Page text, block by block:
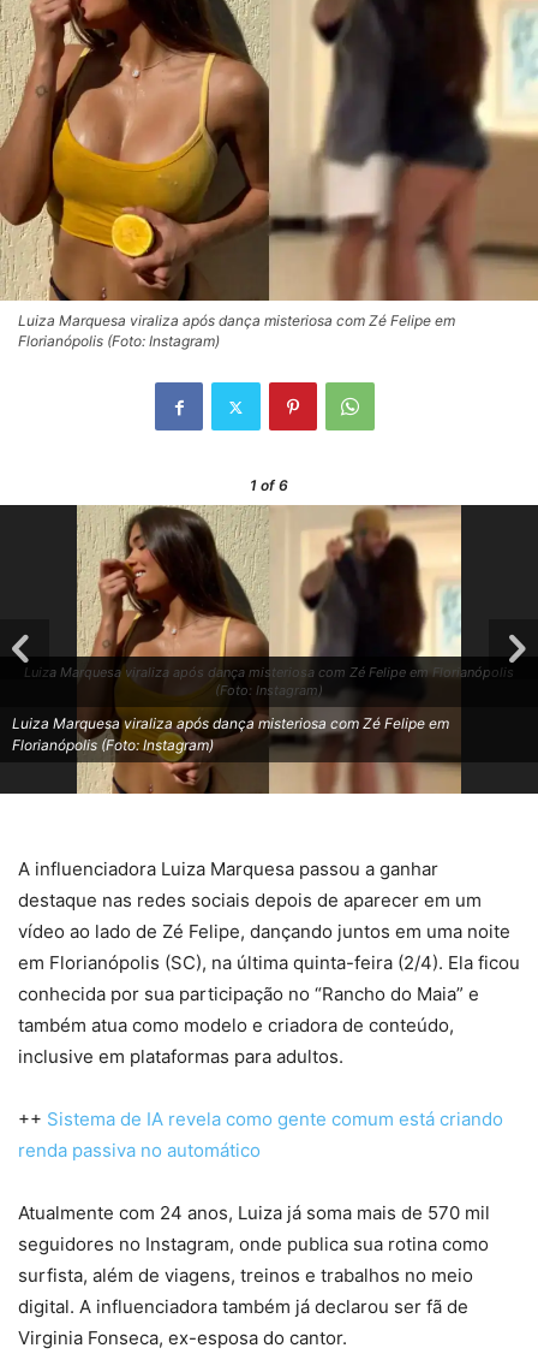
Luiza Marquesa viraliza após dança misteriosa com Zé Felipe em
Florianópolis (Foto: Instagram)
1 of 6
Luiza Marquesa viraliza após dança misteriosa com Zé Felipe em Florianópolis
(Foto: Instagram)
Luiza Marquesa viraliza após dança misteriosa com Zé Felipe em
Florianópolis (Foto: Instagram)
A influenciadora Luiza Marquesa passou a ganhar
destaque nas redes sociais depois de aparecer em um
vídeo ao lado de Zé Felipe, dançando juntos em uma noite
em Florianópolis (SC), na última quinta-feira (2/4). Ela ficou
conhecida por sua participação no “Rancho do Maia” e
também atua como modelo e criadora de conteúdo,
inclusive em plataformas para adultos.
++ Sistema de IA revela como gente comum está criando
renda passiva no automático
Atualmente com 24 anos, Luiza já soma mais de 570 mil
seguidores no Instagram, onde publica sua rotina como
surfista, além de viagens, treinos e trabalhos no meio
digital. A influenciadora também já declarou ser fã de
Virginia Fonseca, ex-esposa do cantor.